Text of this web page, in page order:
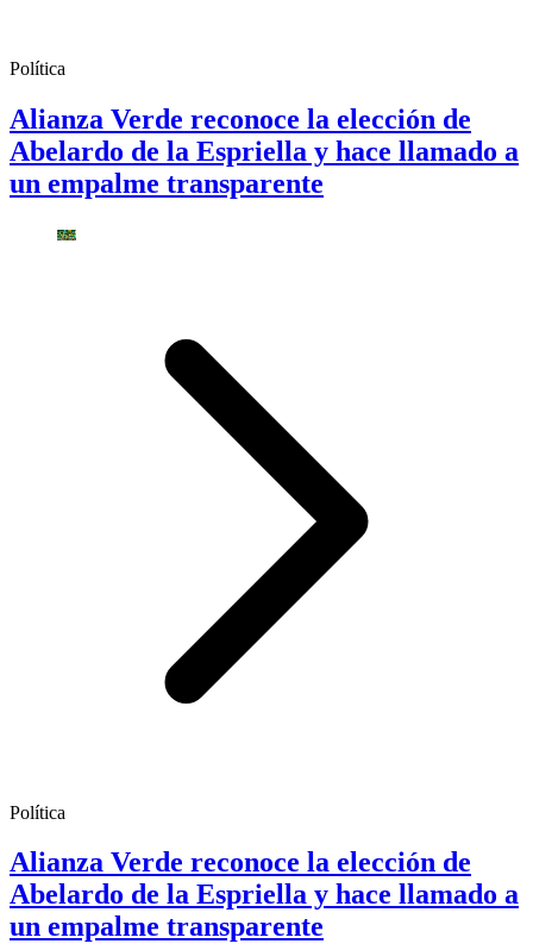
Política
Alianza Verde reconoce la elección de
Abelardo de la Espriella y hace llamado a
un empalme transparente
Política
Alianza Verde reconoce la elección de
Abelardo de la Espriella y hace llamado a
un empalme transparente